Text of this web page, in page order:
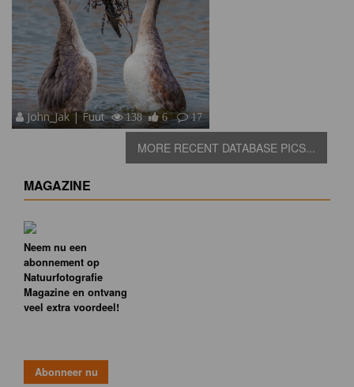
John_Jak | Fuut 138 6 17
MORE RECENT DATABASE PICS...
MAGAZINE
Neem nu een
abonnement op
Natuurfotografie
Magazine en ontvang
veel extra voordeel!